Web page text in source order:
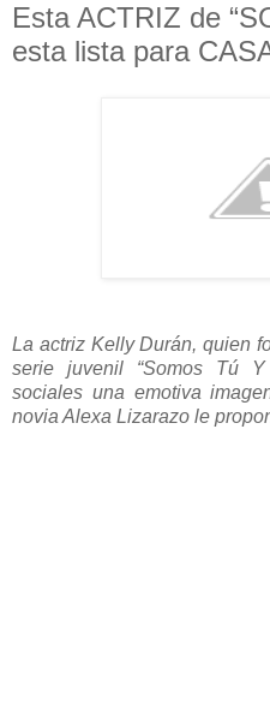
Esta ACTRIZ de
esta lista para
La actriz Kelly Durán, quien
serie juvenil “Somos Tú
sociales una emotiva
novia Alexa Lizarazo le